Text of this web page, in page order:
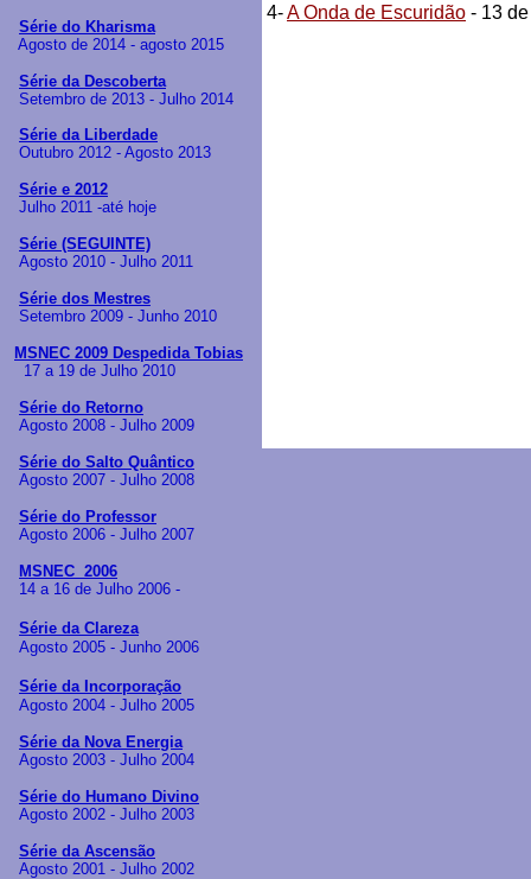
Série do Kharisma
Agosto de 2014 - agosto 2015
Série da Descoberta
Setembro de 2013 - Julho 2014
Série da Liberdade
Outubro 2012 - Agosto 2013
Série e 2012
Julho 2011 -até hoje
Série (SEGUINTE)
Agosto 2010 - Julho 2011
Série dos Mestres
Setembro 2009 - Junho 2010
MSNEC 2009 Despedida Tobias
17 a 19 de Julho 2010
Série do Retorno
Agosto 2008 - Julho 2009
Série do Salto Quântico
Agosto 2007 - Julho 2008
Série do Professor
Agosto 2006 - Julho 2007
MSNEC 2006
14 a 16 de Julho 2006 -
Série da Clareza
Agosto 2005 - Junho 2006
Série da Incorporação
Agosto 2004 - Julho 2005
Série da Nova Energia
Agosto 2003 - Julho 2004
Série do Humano Divino
Agosto 2002 - Julho 2003
Série da Ascensão
Agosto 2001 - Julho 2002
4-A Onda de Escuridão - 13